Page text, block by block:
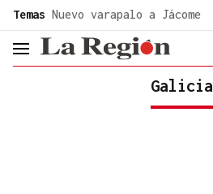
Temas Nuevo varapalo a Jácome
header.menu.open
Galicia